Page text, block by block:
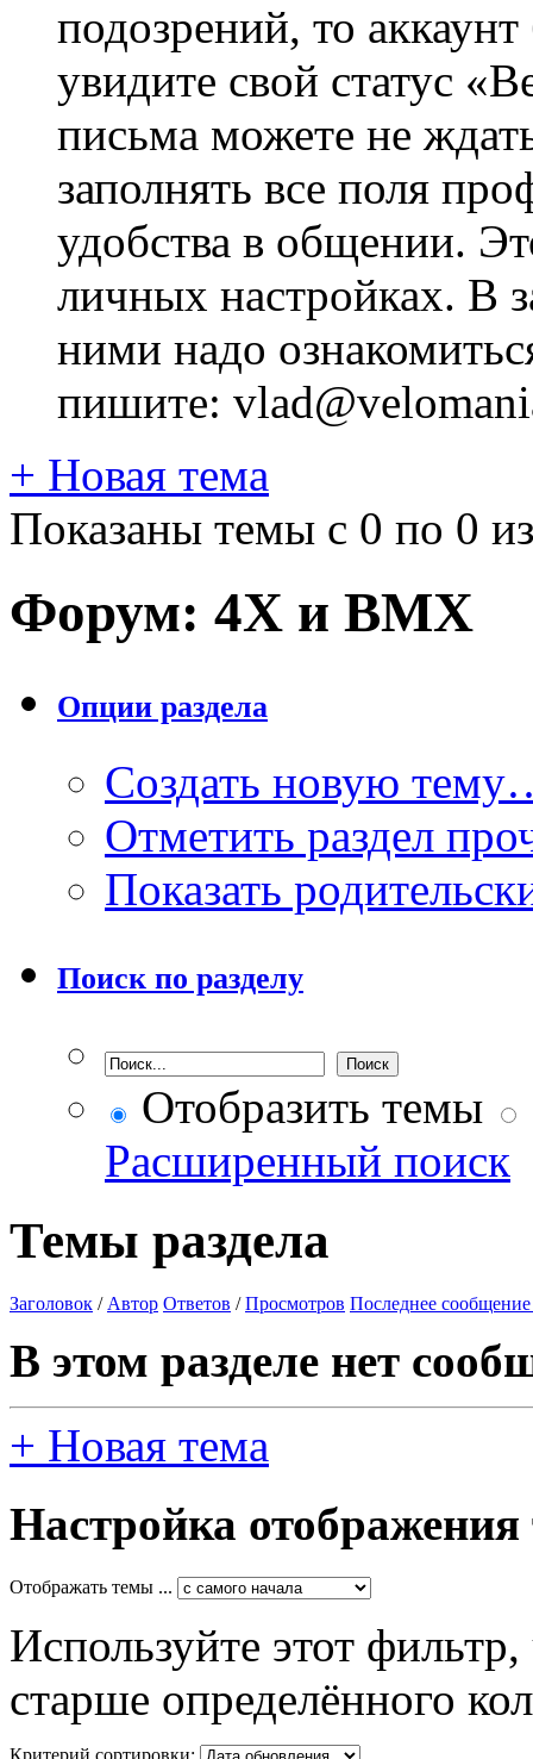
подозрений, то
увидите свой статус
письма можете не
заполнять все поля
удобства в общении.
личных настройках. В
ними надо
пишите:
+ Новая тема
Показаны темы с 0 по 0
Форум: 4X и BMX
Опции раздела
Создать новую
Отметить раздел
Показать
Поиск по разделу
Отобразить темы
Расширенный поиск
Темы раздела
Заголовок / Автор Ответов /Просмотров Последнее сообщение
В этом разделе нет
+ Новая тема
Настройка отображения
Отображать темы ...
Используйте этот
старше определённого
Критерий сортировки: